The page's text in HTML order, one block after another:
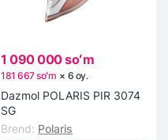
1 090 000 soʻm
181 667 soʻm × 6 oy.
Dazmol POLARIS PIR 3074
SG
Brend: Polaris